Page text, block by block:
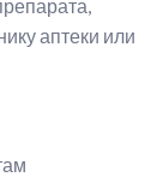
аптеки или